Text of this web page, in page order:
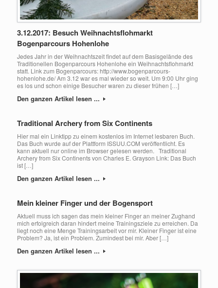
3.12.2017: Besuch Weihnachtsflohmarkt
Bogenparcours Hohenlohe
Jedes Jahr in der Weihnachtszeit findet auf dem Basisgelände des
Traditionellen Bogenparcours Hohenlohe ein Weihnachtsflohmarkt
statt. Link zum Bogenparcours: http://www.bogenparcours-
hohenlohe.de/ Am 3.12 war es mal wieder so weit. Um 9:00 Uhr ging
es los und schon einige Besucher waren zu dieser frühen […]
Den ganzen Artikel lesen ...
Traditional Archery from Six Continents
Hier mal ein Linktipp zu einem kostenlos im Internet lesbaren Buch.
Das Buch wurde auf der Plattform ISSUU.COM veröffentlicht. Es
kann aktuell nur online im Browser gelesen werden. Traditional
Archery from Six Continents von Charles E. Grayson Link: Das Buch
ist […]
Den ganzen Artikel lesen ...
Mein kleiner Finger und der Bogensport
Aktuell muss ich sagen das mein kleiner Finger an meiner Zughand
mich erfolgreich daran hindert meine Trainingsziele zu erreichen. Da
liegt noch eine Menge Trainingsarbeit vor mir. Kleiner Finger ist eine
Problem? Ja, ist ein Problem. Zumindest bei mir. Aber […]
Den ganzen Artikel lesen ...